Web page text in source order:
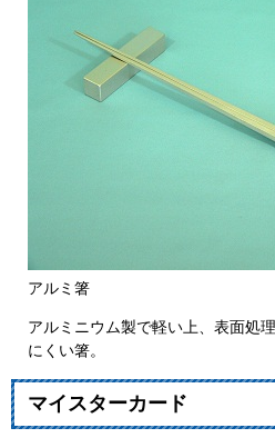
アルミ箸
アルミニウム製で軽い上、表面処
にくい箸。
マイスターカード